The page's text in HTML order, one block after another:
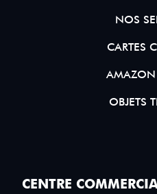
NOS
CARTES
AMAZON
OBJETS
CENTRE